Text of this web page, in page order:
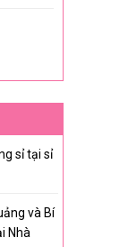
sỉ tại sỉ
và Bí
Nhà